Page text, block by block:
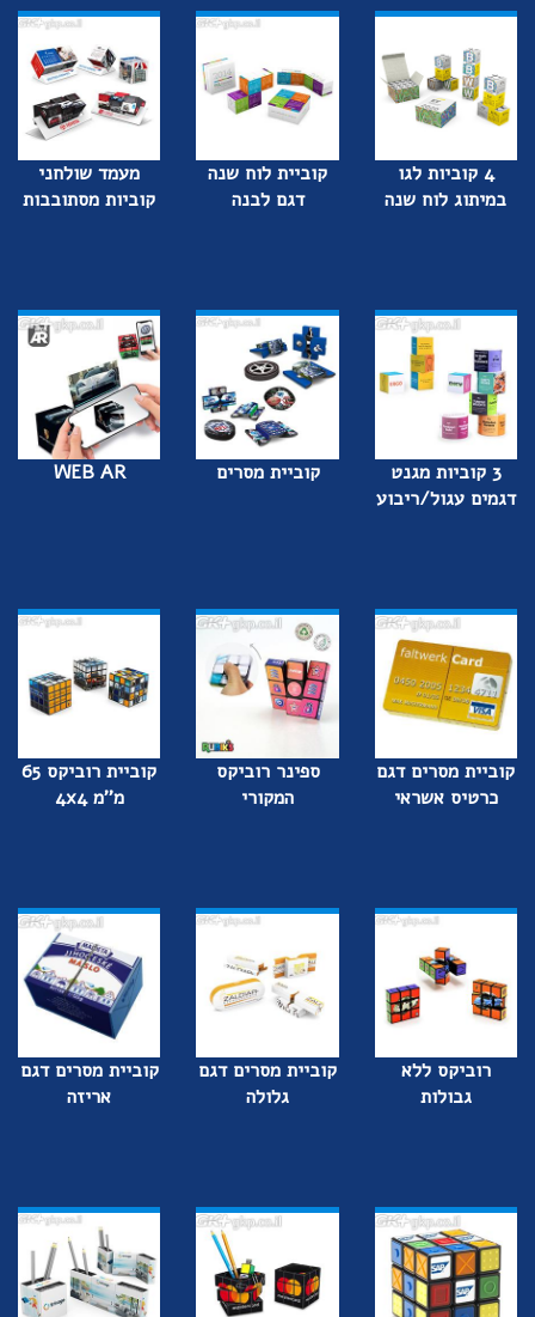
4 קוביות לגו
במיתוג לוח שנה
קוביית לוח שנה
דגם לבנה
מעמד שולחני
קוביות מסתובבות
3 קוביות מגנט
דגמים עגול/ריבוע
קוביית מסרים WEB AR
קוביית מסרים דגם
כרטיס אשראי
ספינר רוביקס
המקורי
קוביית רוביקס 65
מ''מ 4x4
רוביקס ללא
גבולות
קוביית מסרים דגם
גלולה
קוביית מסרים דגם
אריזה